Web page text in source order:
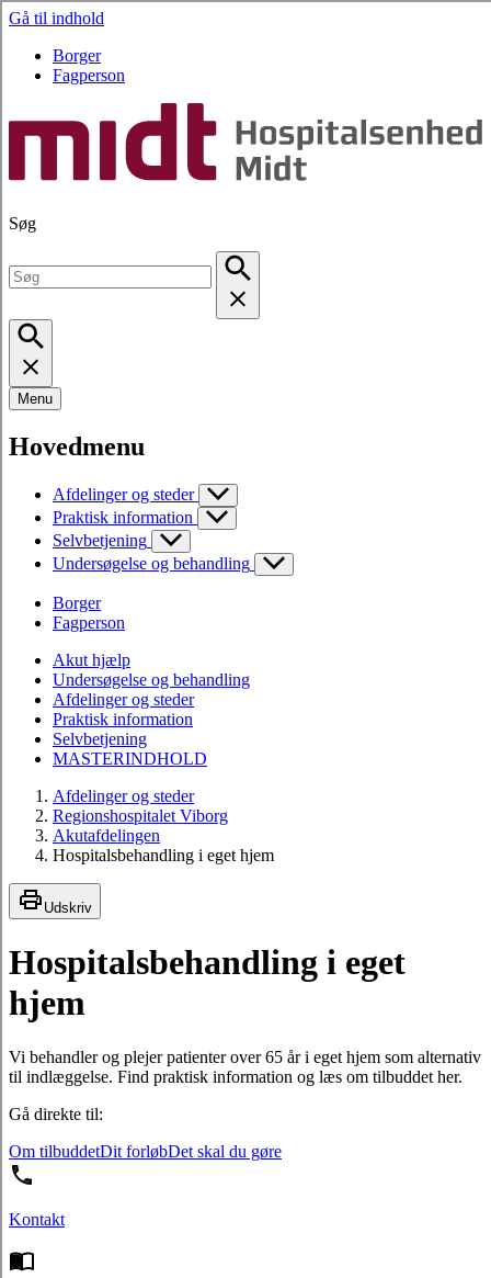
Gå til indhold
Borger
Fagperson
Søg
Menu
Hovedmenu
Afdelinger og steder
Praktisk information
Selvbetjening
Undersøgelse og behandling
Borger
Fagperson
Akut hjælp
Undersøgelse og behandling
Afdelinger og steder
Praktisk information
Selvbetjening
MASTERINDHOLD
Afdelinger og steder
Regionshospitalet Viborg
Akutafdelingen
Hospitalsbehandling i eget hjem
Udskriv
Hospitalsbehandling i eget
hjem
Vi behandler og plejer patienter over 65 år i eget hjem som alternativ
til indlæggelse. Find praktisk information og læs om tilbuddet her.
Gå direkte til:
Om tilbuddetDit forløbDet skal du gøre
Kontakt